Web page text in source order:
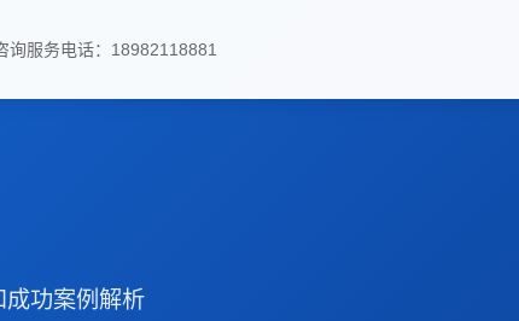
询服务电话：18982118881
功案例解析